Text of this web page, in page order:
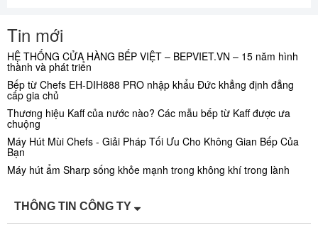
Tin mới
HỆ THỐNG CỬA HÀNG BẾP VIỆT – BEPVIET.VN – 15 năm hình
thành và phát triển
Bếp từ Chefs EH-DIH888 PRO nhập khẩu Đức khẳng định đẳng
cấp gia chủ
Thương hiệu Kaff của nước nào? Các mẫu bếp từ Kaff được ưa
chuộng
Máy Hút Mùi Chefs - Giải Pháp Tối Ưu Cho Không Gian Bếp Của
Bạn
Máy hút ẩm Sharp sống khỏe mạnh trong không khí trong lành
THÔNG TIN CÔNG TY